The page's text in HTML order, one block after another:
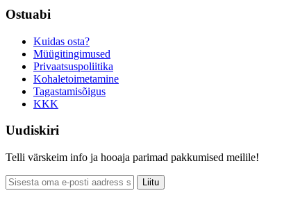
Ostuabi
Kuidas osta?
Müügitingimused
Privaatsuspoliitika
Kohaletoimetamine
Tagastamisõigus
KKK
Uudiskiri
Telli värskeim info ja hooaja parimad pakkumised meilile!
Liitu